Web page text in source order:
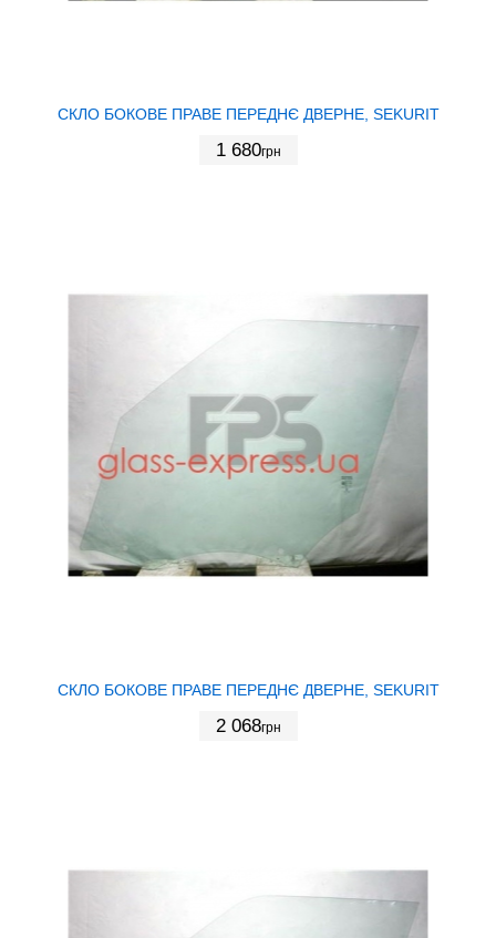
СКЛО БОКОВЕ ПРАВЕ ПЕРЕДНЄ ДВЕРНЕ, SEKURIT
1 680грн
СКЛО БОКОВЕ ПРАВЕ ПЕРЕДНЄ ДВЕРНЕ, SEKURIT
2 068грн